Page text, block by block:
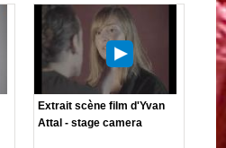
Extrait scène film d'Yvan
Attal - stage camera